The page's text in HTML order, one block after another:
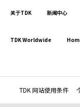
关于TDK 新闻中心
TDK Worldwide
TDK 网站使用条件